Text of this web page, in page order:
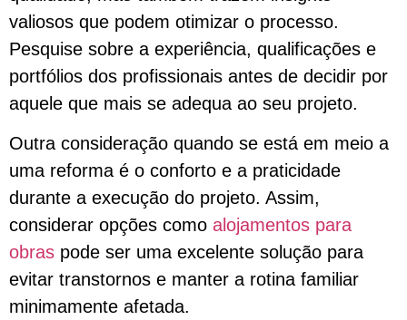
valiosos que podem otimizar o processo.
Pesquise sobre a experiência, qualificações e
portfólios dos profissionais antes de decidir por
aquele que mais se adequa ao seu projeto.
Outra consideração quando se está em meio a
uma reforma é o conforto e a praticidade
durante a execução do projeto. Assim,
considerar opções como alojamentos para
obras pode ser uma excelente solução para
evitar transtornos e manter a rotina familiar
minimamente afetada.